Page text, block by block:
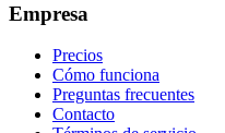
Empresa
Precios
Cómo funciona
Preguntas frecuentes
Contacto